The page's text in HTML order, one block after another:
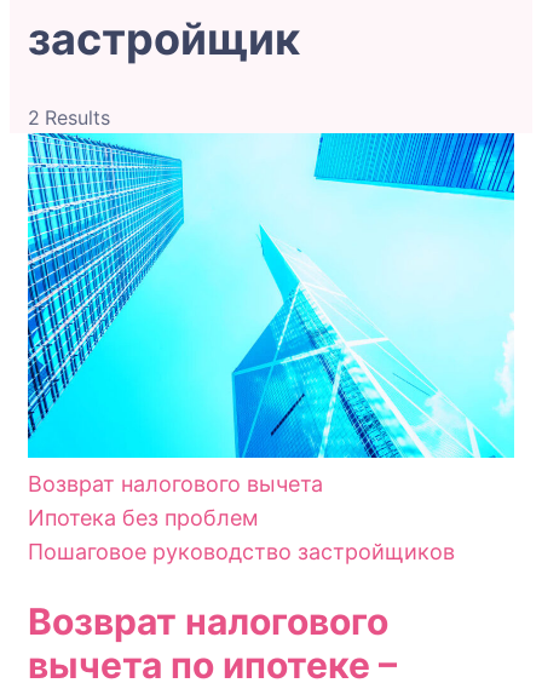
застройщик
2 Results
Возврат налогового вычета
Ипотека без проблем
Пошаговое руководство застройщиков
Возврат налогового
вычета по ипотеке –